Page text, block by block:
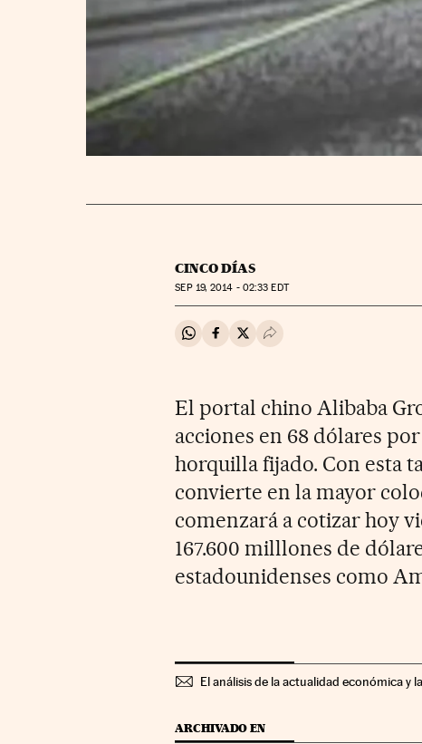
CINCO DÍAS
SEP19, 2014 - 02:33 EDT
Compartir en Whatsapp
Compartir en Facebook
Compartir en Twitter
Desplegar Redes Sociales
El portal chino Alibaba
acciones en 68 dólares
horquilla fijado. Con esta
convierte en la mayor
comenzará a cotizar hoy
167.600 milllones de
estadounidenses como
El análisis de la actualidad económica y
ARCHIVADO EN